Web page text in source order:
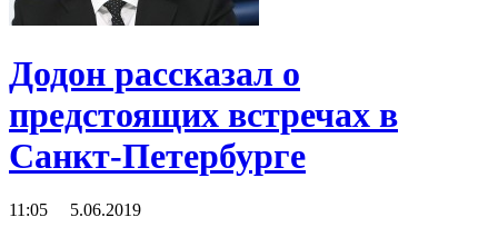
Додон рассказал о
предстоящих встречах в
Санкт-Петербурге
11:05 5.06.2019